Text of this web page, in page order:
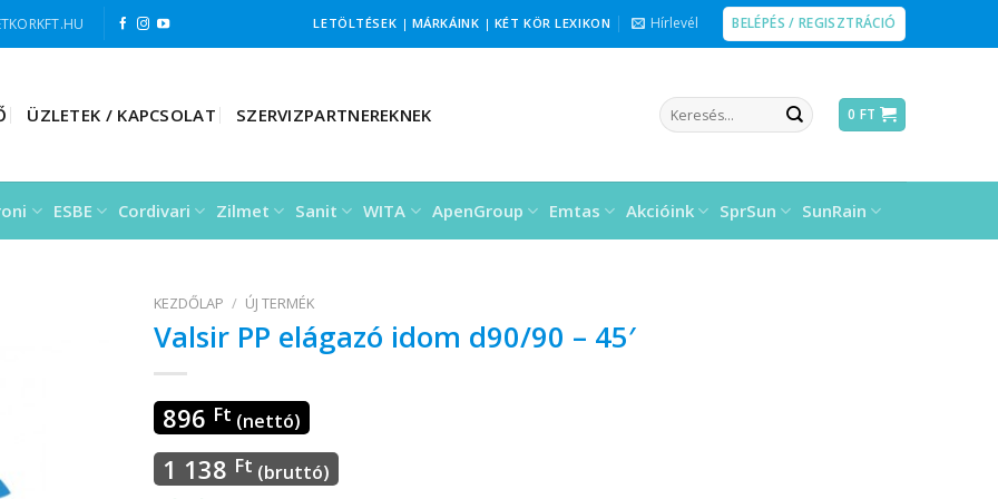
LETÖLTÉSEK | MÁRKÁINK | KÉT KÖR LEXIKON Hírlevél BELÉPÉS / REGISZTRÁCIÓ
ÜZLETEK / KAPCSOLAT SZERVIZPARTNEREKNEK
Keresés
a
0 FT
ESBE Cordivari Zilmet Sanit WITA ApenGroup Emtas Akcióink SprSun SunRain
KEZDŐLAP / ÚJ TERMÉK
Valsir PP elágazó idom d90/90 – 45′
896 Ft (nettó)
1 138 Ft (bruttó)